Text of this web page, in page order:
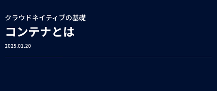
クラウドネイティブの基礎
コンテナとは
2025.01.20